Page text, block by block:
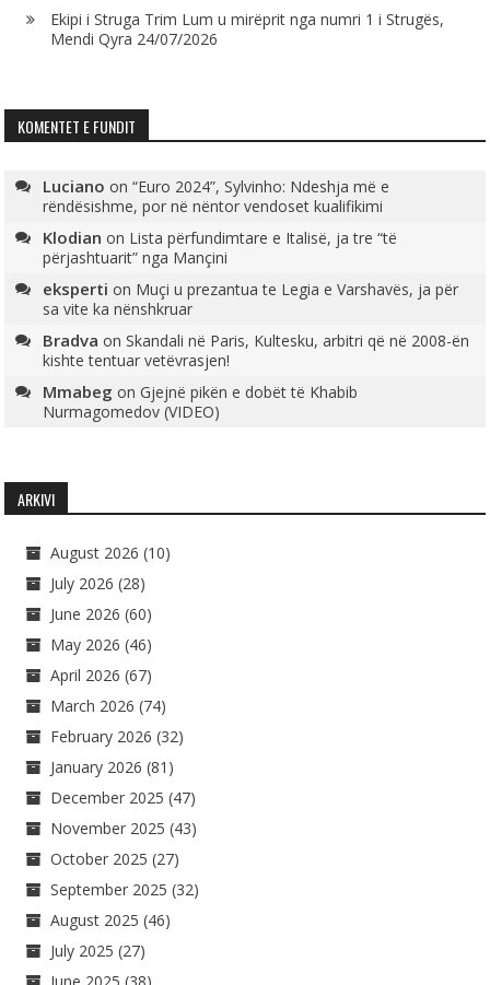
Ekipi i Struga Trim Lum u mirëprit nga numri 1 i Strugës,
Mendi Qyra 24/07/2026
KOMENTET E FUNDIT
Luciano on“Euro 2024”, Sylvinho: Ndeshja më e
rëndësishme, por në nëntor vendoset kualifikimi
Klodian on Lista përfundimtare e Italisë, ja tre “të
përjashtuarit” nga Mançini
eksperti on Muçi u prezantua te Legia e Varshavës, ja për
sa vite ka nënshkruar
Bradva onSkandali në Paris, Kultesku, arbitri që në 2008-ën
kishte tentuar vetëvrasjen!
Mmabeg onGjejnë pikën e dobët të Khabib
Nurmagomedov (VIDEO)
ARKIVI
August 2026 (10)
July 2026 (28)
June 2026 (60)
May 2026 (46)
April 2026 (67)
March 2026 (74)
February 2026 (32)
January 2026 (81)
December 2025 (47)
November 2025 (43)
October 2025 (27)
September 2025 (32)
August 2025 (46)
July 2025 (27)